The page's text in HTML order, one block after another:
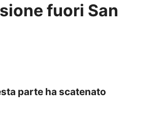
fuori San
parte ha scatenato